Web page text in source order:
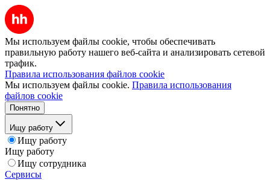
Мы используем файлы cookie, чтобы обеспечивать
правильную работу нашего веб-сайта и анализировать сетевой
трафик.
Правила использования файлов cookie
Мы используем файлы cookie. Правила использования
файлов cookie
Понятно
Ищу работу
Ищу работу
Ищу работу
Ищу сотрудника
Сервисы